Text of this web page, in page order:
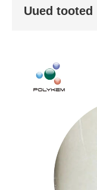
Uued tooted